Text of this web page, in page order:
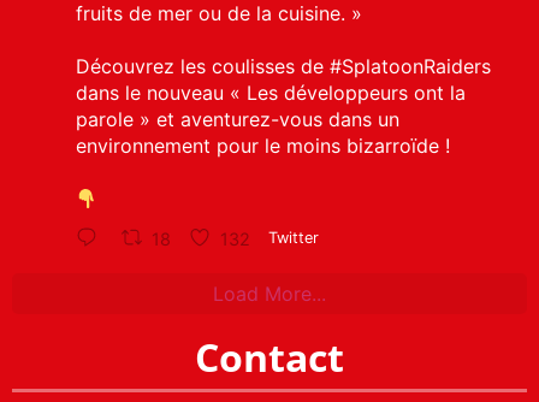
fruits de mer ou de la cuisine. »
Découvrez les coulisses de #SplatoonRaiders
dans le nouveau « Les développeurs ont la
parole » et aventurez-vous dans un
environnement pour le moins bizarroïde !
18 132 Twitter
Load More...
Contact